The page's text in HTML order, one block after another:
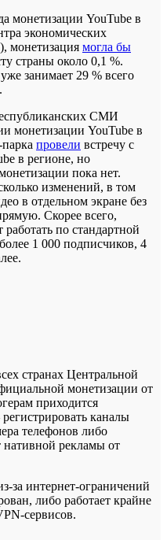
монетизации YouTube в
экономических
монетизация могла бы
страны около 0,1 %.
занимает 29 % всего
СМИ
монетизации YouTube в
провели встречу с
в регионе, но
пока нет.
изменений, в том
в отдельном экране без
Скорее всего,
работать по стандартной
1 000 подписчиков, 4
странах Центральной
монетизации от
приходится
каналы
телефонов либо
нативной рекламы от
за интернет-ограничений
либо работает крайне
сервисов.